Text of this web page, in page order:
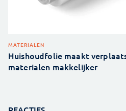
MATERIALEN
Huishoudfolie maakt
materialen makkelijker